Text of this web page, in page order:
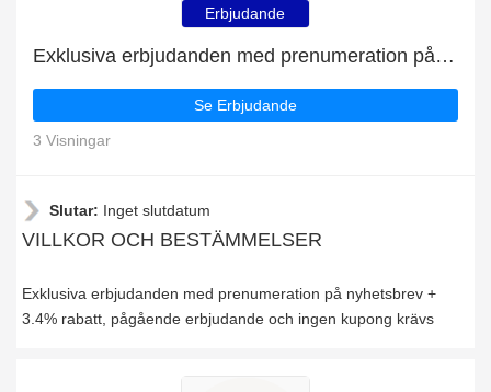
Erbjudande
Exklusiva erbjudanden med prenumeration på nyhetsbrev + 3.4% rabatt
Se Erbjudande
3 Visningar
Slutar: Inget slutdatum
VILLKOR OCH BESTÄMMELSER
Exklusiva erbjudanden med prenumeration på nyhetsbrev +
3.4% rabatt, pågående erbjudande och ingen kupong krävs